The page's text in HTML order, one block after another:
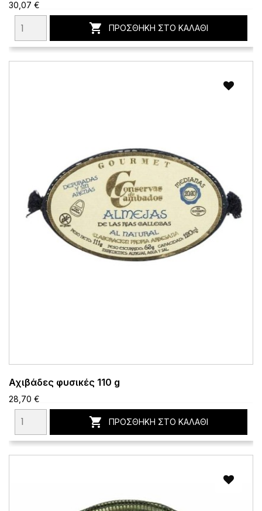
30,07 €
 ΠΡΟΣΘΉΚΗ ΣΤΟ ΚΑΛΆΘΙ
Αχιβάδες φυσικές 110 g
28,70 €
 ΠΡΟΣΘΉΚΗ ΣΤΟ ΚΑΛΆΘΙ